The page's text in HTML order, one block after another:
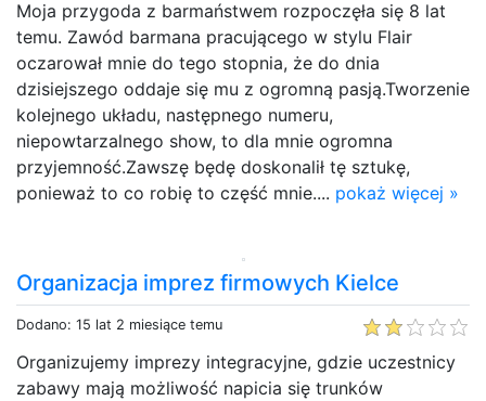
Moja przygoda z barmaństwem rozpoczęła się 8 lat
temu. Zawód barmana pracującego w stylu Flair
oczarował mnie do tego stopnia, że do dnia
dzisiejszego oddaje się mu z ogromną pasją.Tworzenie
kolejnego układu, następnego numeru,
niepowtarzalnego show, to dla mnie ogromna
przyjemność.Zawszę będę doskonalił tę sztukę,
ponieważ to co robię to część mnie.... pokaż więcej »
Organizacja imprez firmowych Kielce
Dodano: 15 lat 2 miesiące temu
Organizujemy imprezy integracyjne, gdzie uczestnicy
zabawy mają możliwość napicia się trunków